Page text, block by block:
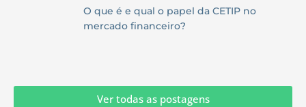
O que é e qual o papel da CETIP no
mercado financeiro?
Ver todas as postagens